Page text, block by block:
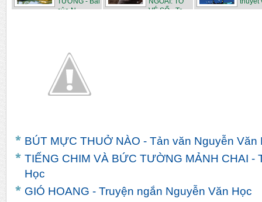
của N...
VÉ SỐ - Tr...
BÚT MỰC THUỞ NÀO - Tản văn Nguyễn Văn
TIẾNG CHIM VÀ BỨC TƯỜNG MẢNH CHAI -
Học
GIÓ HOANG - Truyện ngắn Nguyễn Văn Học